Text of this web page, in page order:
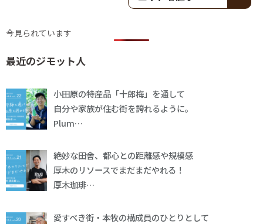
今見られています
最近のジモット人
小田原の特産品「十郎梅」を通して
自分や家族が住む街を誇れるように。
Plum…
絶妙な田舎、都心との距離感や規模感
厚木のリソースでまだまだやれる！
厚木珈琲…
愛すべき街・本牧の構成員のひとりとして